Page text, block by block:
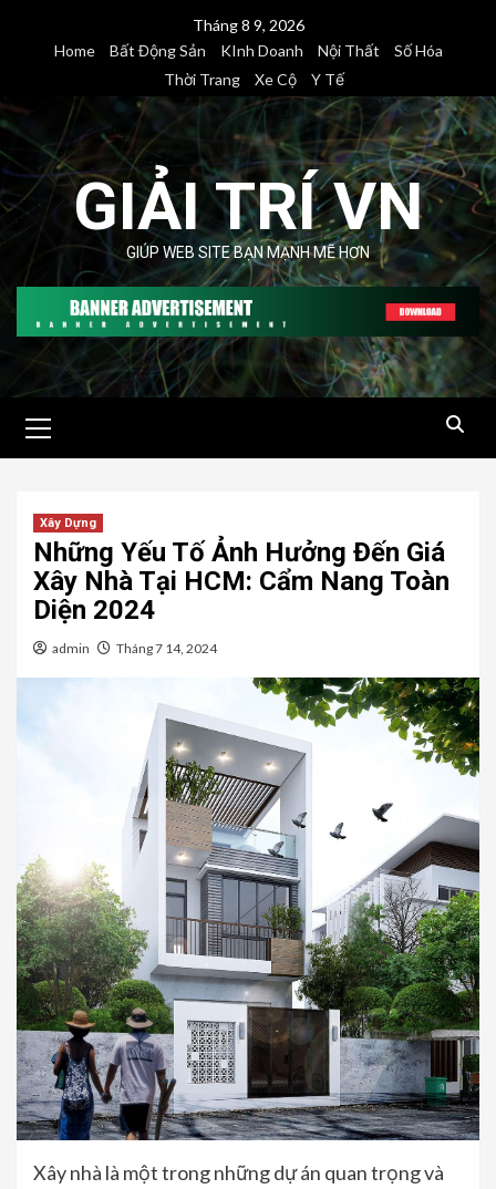
Tháng 8 9, 2026
Home
Bất Động Sản KInh Doanh Nội Thất
Số Hóa
Thời Trang
Xe Cộ Y Tế
GIẢI TRÍ VN
GIÚP WEB SITE BẠN MẠNH MẼ HƠN
Menu
Xây Dựng
Những Yếu Tố Ảnh Hưởng Đến Giá
Xây Nhà Tại HCM: Cẩm Nang Toàn
Diện 2024
admin Tháng 7 14, 2024
Xây nhà là một trong những dự án quan trọng và